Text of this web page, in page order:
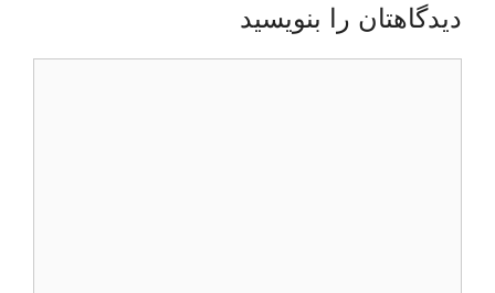
دیدگاهتان را بنویسید